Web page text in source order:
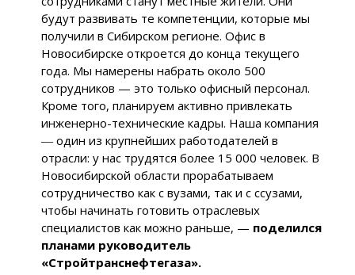
будут развивать те компетенции, которые мы
получили в Сибирском регионе. Офис в
Новосибирске откроется до конца текущего
года. Мы намерены набрать около 500
сотрудников — это только офисный персонал.
Кроме того, планируем активно привлекать
инженерно-технические кадры. Наша компания
― один из крупнейших работодателей в
отрасли: у нас трудятся более 15 000 человек. В
Новосибирской области прорабатываем
сотрудничество как с вузами, так и с ссузами,
чтобы начинать готовить отраслевых
специалистов как можно раньше, — поделился
планами руководитель
«Стройтранснефтегаза».